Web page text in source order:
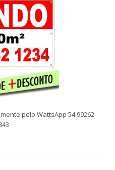
pelo WattsApp 54 99262